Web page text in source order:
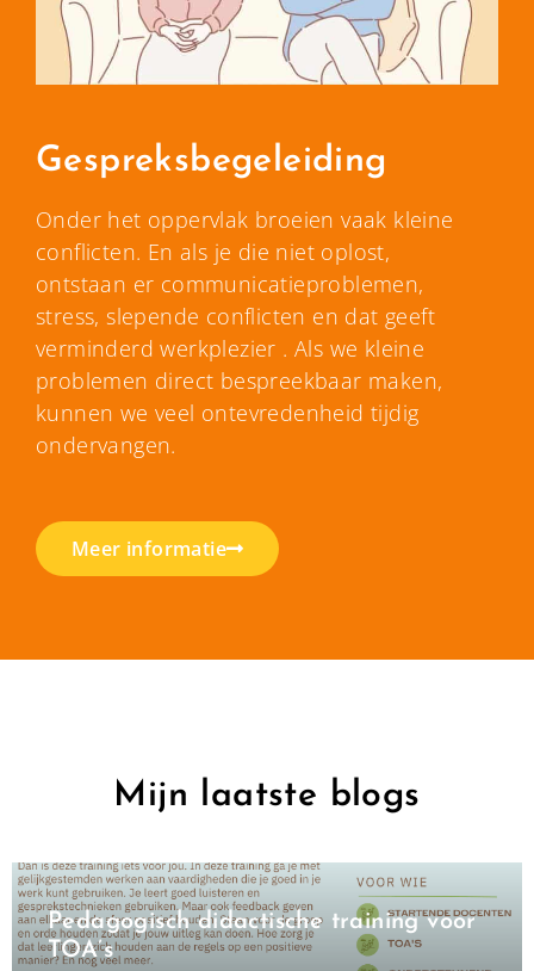
Gespreksbegeleiding
Onder het oppervlak broeien vaak kleine
conflicten. En als je die niet oplost,
ontstaan er communicatieproblemen,
stress, slepende conflicten en dat geeft
verminderd werkplezier . Als we kleine
problemen direct bespreekbaar maken,
kunnen we veel ontevredenheid tijdig
ondervangen.
Meer informatie
Mijn laatste blogs
Pedagogisch didactische training voor
TOA’s